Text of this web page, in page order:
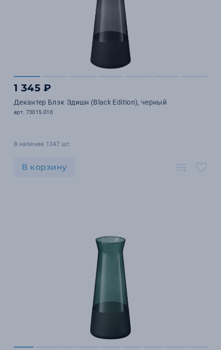
1 345 ₽
Декантер Блэк Эдишн (Black Edition), черный
арт. 73015.010
В наличии 1347 шт.
В корзину